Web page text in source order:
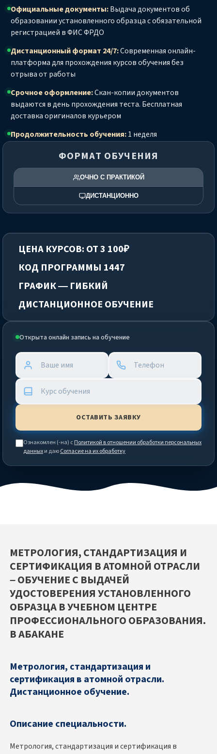
Официальные документы:Выдача документов об
образовании установленного образца с обязательной
регистрацией в ФИС ФРДО
Дистанционный формат 24/7:Современная онлайн-
платформа для прохождения курсов обучения без
отрыва от работы
Срочное оформление:Скан-копии документов
выдаются в день прохождения теста. Бесплатная
доставка оригиналов курьером
Продолжительность обучения:1 неделя
Открыта онлайн запись на обучение
Ознакомлен (-на) сПолитикой в отношении обработки персональных
данныхи даюСогласие на их обработку
ФОРМАТ ОБУЧЕНИЯ
ОЧНО С ПРАКТИКОЙ
ДИСТАНЦИОННО
ЦЕНА КУРСОВ: ОТ 3 100₽
КОД ПРОГРАММЫ 1447
ГРАФИК — ГИБКИЙ
ДИСТАНЦИОННОЕ ОБУЧЕНИЕ
МЕТРОЛОГИЯ, СТАНДАРТИЗАЦИЯ И
СЕРТИФИКАЦИЯ В АТОМНОЙ ОТРАСЛИ
– ОБУЧЕНИЕ С ВЫДАЧЕЙ
УДОСТОВЕРЕНИЯ УСТАНОВЛЕННОГО
ОБРАЗЦА В УЧЕБНОМ ЦЕНТРЕ
ПРОФЕССИОНАЛЬНОГО ОБРАЗОВАНИЯ.
В АБАКАНЕ
Метрология, стандартизация и
сертификация в атомной отрасли.
Дистанционное обучение.
Описание специальности.
Метрология, стандартизация и сертификация в